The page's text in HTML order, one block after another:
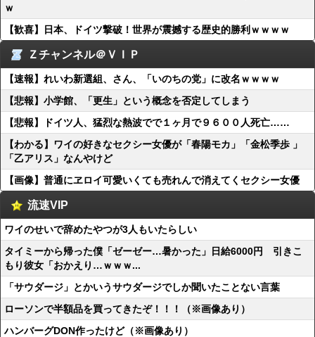
ｗ
【歓喜】日本、ドイツ撃破！世界が震撼する歴史的勝利ｗｗｗｗ
Ｚチャンネル＠ＶＩＰ
【速報】れいわ新選組、さん、「いのちの党」に改名ｗｗｗｗ
【悲報】小学館、「更生」という概念を否定してしまう
【悲報】ドイツ人、猛烈な熱波でで１ヶ月で９６００人死亡……
【わかる】ワイの好きなセクシー女優が「春陽モカ」「金松季歩 」
「乙アリス」なんやけど
【画像】普通にヱロイ可愛いくても売れんで消えてくセクシー女優
流速VIP
ワイのせいで辞めたやつが3人もいたらしい
タイミーから帰った僕「ゼーゼー…暑かった」日給6000円 引きこ
もり彼女「おかえり…ｗｗｗ...
「サウダージ」とかいうサウダージでしか聞いたことない言葉
ローソンで半額品を買ってきたぞ！！！（※画像あり）
ハンバーグDON作ったけど（※画像あり）